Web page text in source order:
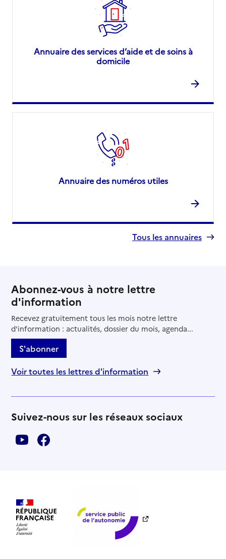
Annuaire des services d’aide et de soins à
domicile
Annuaire des numéros utiles
Tous les annuaires
Abonnez-vous à notre lettre
d'information
Recevez gratuitement tous les mois notre lettre
d'information : actualités, dossier du mois, agenda...
S'abonner
Voir toutes les lettres d'information
Suivez-nous sur les réseaux sociaux